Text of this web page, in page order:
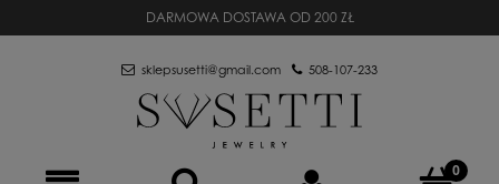
DARMOWA DOSTAWA OD 200 ZŁ
sklepsusetti@gmail.com 508-107-233